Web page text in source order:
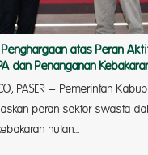
Penghargaan atas Peran
dan Penanganan
PASER – Pemerintah
peran sektor swasta
hutan…